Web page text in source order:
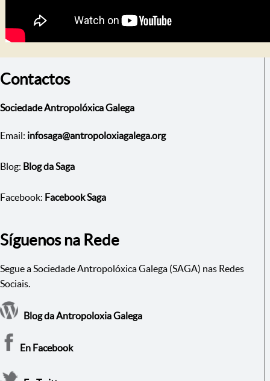
Contactos
Sociedade Antropolóxica Galega
Email: infosaga@antropoloxiagalega.org
Blog: Blog da Saga
Facebook: Facebook Saga
Síguenos na Rede
Segue a Sociedade Antropolóxica Galega (SAGA) nas Redes
Sociais.
Blog da Antropoloxia Galega
En Facebook